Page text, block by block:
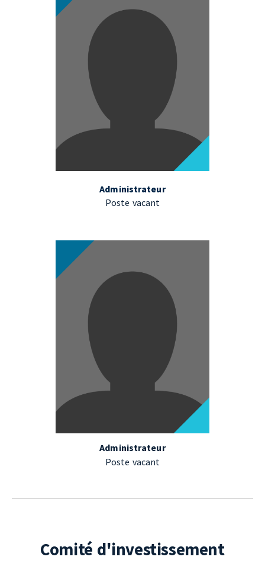
Administrateur
Poste vacant
Administrateur
Poste vacant
Comité d'investissement